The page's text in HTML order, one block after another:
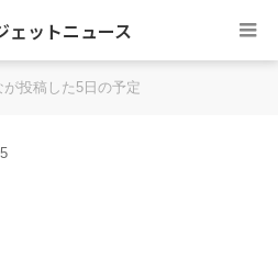
ットニュース
が投稿した5日の予定